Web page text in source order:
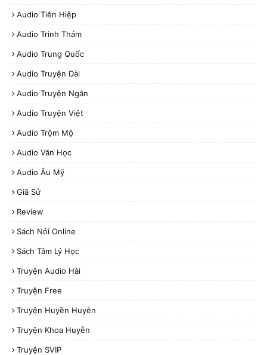
Audio Tiên Hiệp
Audio Trinh Thám
Audio Trung Quốc
Audio Truyện Dài
Audio Truyện Ngắn
Audio Truyện Việt
Audio Trộm Mộ
Audio Văn Học
Audio Âu Mỹ
Giã Sử
Review
Sách Nói Online
Sách Tâm Lý Học
Truyện Audio Hài
Truyện Free
Truyện Huyền Huyễn
Truyện Khoa Huyễn
Truyện SVIP